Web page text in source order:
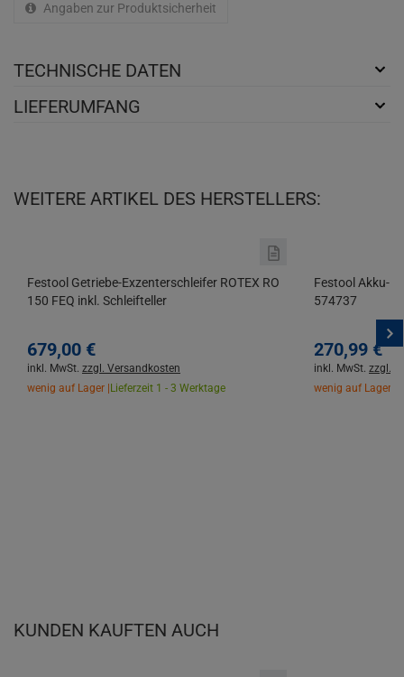
Angaben zur Produktsicherheit
TECHNISCHE DATEN
LIEFERUMFANG
WEITERE ARTIKEL DES HERSTELLERS:
Festool Getriebe-Exzenterschleifer ROTEX RO
150 FEQ inkl. Schleifteller
679,00 €
inkl. MwSt. zzgl. Versandkosten
wenig auf Lager | Lieferzeit 1 - 3 Werktage
Festool Akku-
574737
270,99 €
inkl. MwSt. zzgl.
wenig auf Lager |
KUNDEN KAUFTEN AUCH